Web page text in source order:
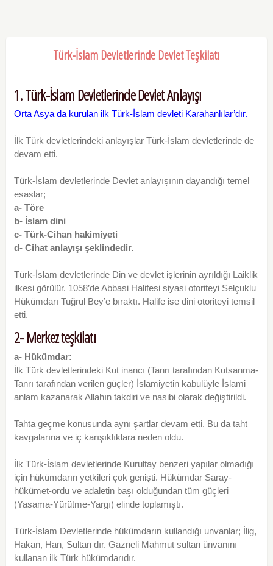
Türk-İslam Devletlerinde Devlet Teşkilatı
1. Türk-İslam Devletlerinde Devlet Anlayışı
Orta Asya da kurulan ilk Türk-İslam devleti Karahanlılar’dır.
İlk Türk devletlerindeki anlayışlar Türk-İslam devletlerinde de
devam etti.
Türk-İslam devletlerinde Devlet anlayışının dayandığı temel
esaslar;
a- Töre
b- İslam dini
c- Türk-Cihan hakimiyeti
d- Cihat anlayışı şeklindedir.
Türk-İslam devletlerinde Din ve devlet işlerinin ayrıldığı Laiklik
ilkesi görülür. 1058’de Abbasi Halifesi siyasi otoriteyi Selçuklu
Hükümdarı Tuğrul Bey’e bıraktı. Halife ise dini otoriteyi temsil
etti.
2- Merkez teşkilatı
a- Hükümdar:
İlk Türk devletlerindeki Kut inancı (Tanrı tarafından Kutsanma-
Tanrı tarafından verilen güçler) İslamiyetin kabulüyle İslami
anlam kazanarak Allahın takdiri ve nasibi olarak değiştirildi.
Tahta geçme konusunda aynı şartlar devam etti. Bu da taht
kavgalarına ve iç karışıklıklara neden oldu.
İlk Türk-İslam devletlerinde Kurultay benzeri yapılar olmadığı
için hükümdarın yetkileri çok genişti. Hükümdar Saray-
hükümet-ordu ve adaletin başı olduğundan tüm güçleri
(Yasama-Yürütme-Yargı) elinde toplamıştı.
Türk-İslam Devletlerinde hükümdarın kullandığı unvanlar; İlig,
Hakan, Han, Sultan dır. Gazneli Mahmut sultan ünvanını
kullanan ilk Türk hükümdarıdır.